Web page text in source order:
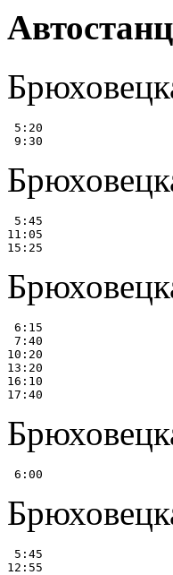
5:20
5:45
11:05
6:15
7:40
10:20
13:20
16:10
5:45
12:55